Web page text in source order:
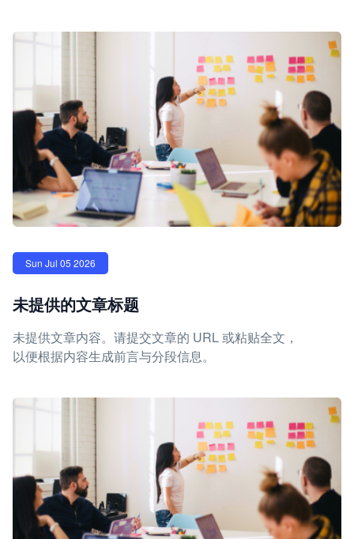
Sun Jul 05 2026
未提供的文章标题
未提供文章内容。请提交文章的 URL 或粘贴全文，
以便根据内容生成前言与分段信息。